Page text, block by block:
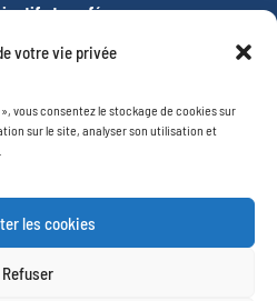
votre vie privée
vous consentez le stockage de cookies sur
sur le site, analyser son utilisation et
les cookies
Refuser
et conférences
photo
français
(FAQ)
exposants
visite de groupe